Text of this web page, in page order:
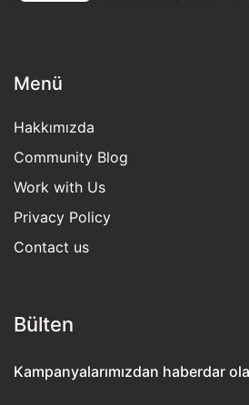
Menü
Hakkımızda
Community Blog
Work with Us
Privacy Policy
Contact us
Bülten​
Kampanyalarımızdan haberdar